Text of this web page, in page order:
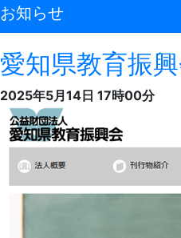
お知らせ
愛知県教育振
2025年5月14日 17時00分